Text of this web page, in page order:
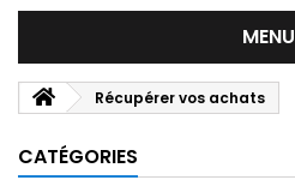
MENU
Récupérer vos achats
CATÉGORIES